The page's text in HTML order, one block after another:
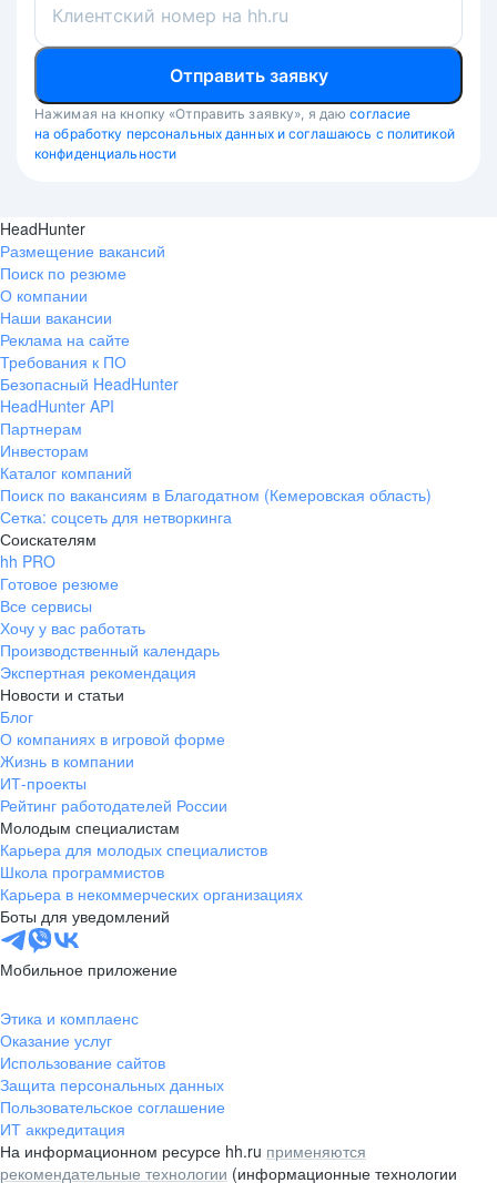
Клиентский номер на hh.ru
Отправить заявку
Нажимая на кнопку «Отправить заявку», я даю согласие
на обработку персональных данных и соглашаюсь с политикой
конфиденциальности
HeadHunter
Размещение вакансий
Поиск по резюме
О компании
Наши вакансии
Реклама на сайте
Требования к ПО
Безопасный HeadHunter
HeadHunter API
Партнерам
Инвесторам
Каталог компаний
Поиск по вакансиям в Благодатном (Кемеровская область)
Сетка: соцсеть для нетворкинга
Соискателям
hh PRO
Готовое резюме
Все сервисы
Хочу у вас работать
Производственный календарь
Экспертная рекомендация
Новости и статьи
Блог
О компаниях в игровой форме
Жизнь в компании
ИТ-проекты
Рейтинг работодателей России
Молодым специалистам
Карьера для молодых специалистов
Школа программистов
Карьера в некоммерческих организациях
Боты для уведомлений
Мобильное приложение
Этика и комплаенс
Оказание услуг
Использование сайтов
Защита персональных данных
Пользовательское соглашение
ИТ аккредитация
На информационном ресурсе hh.ru применяются
рекомендательные технологии (информационные технологии